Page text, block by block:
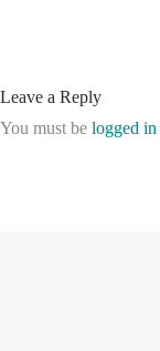
Leave a Reply
You must be logged in